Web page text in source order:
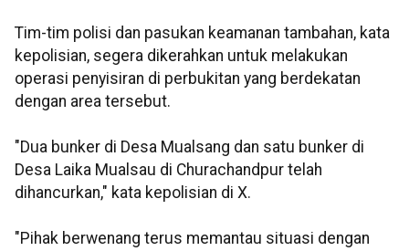
Tim-tim polisi dan pasukan keamanan tambahan, kata
kepolisian, segera dikerahkan untuk melakukan
operasi penyisiran di perbukitan yang berdekatan
dengan area tersebut.
"Dua bunker di Desa Mualsang dan satu bunker di
Desa Laika Mualsau di Churachandpur telah
dihancurkan," kata kepolisian di X.
"Pihak berwenang terus memantau situasi dengan